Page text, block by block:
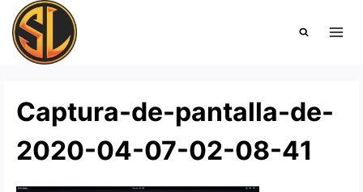
Saltar
contenido
Captura-de-pantalla-de-
2020-04-07-02-08-41